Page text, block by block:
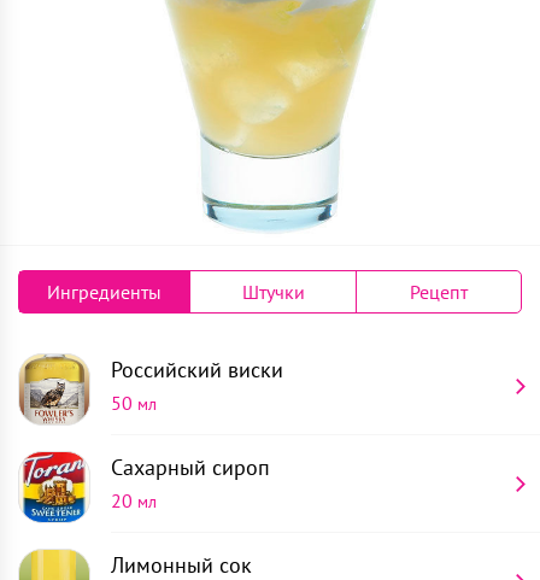
Ингредиенты Штучки Рецепт
Российский виски
50 мл
Сахарный сироп
20 мл
Лимонный сок